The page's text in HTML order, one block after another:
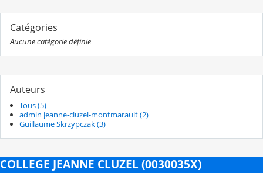
Catégories
Aucune catégorie définie
Auteurs
Tous (5)
admin jeanne-cluzel-montmarault (2)
Guillaume Skrzypczak (3)
COLLEGE JEANNE CLUZEL (0030035X)